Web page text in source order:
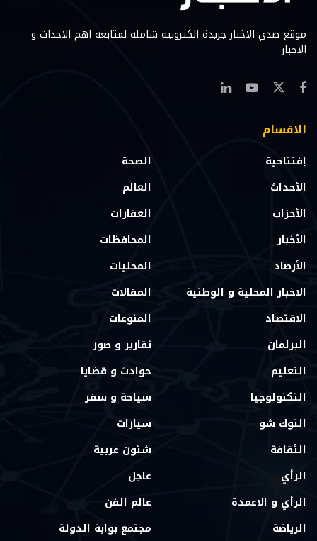
موقع صدي الاخبار جريدة الكترونية شامله لمتابعه اهم الاحداث و
الاخبار
الاقسام
إفتتاحية
الأحداث
الأحزاب
الأخبار
الأرصاد
الاخبار المحلية و الوطنية
الاقتصاد
البرلمان
التعليم
التكنولوجيا
التوك شو
الثقافة
الرأي
الرأي و الاعمدة
الرياضة
الصحة
العالم
العقارات
المحافظات
المحليات
المقالات
المنوعات
تقارير و صور
حوادث و قضايا
سياحة و سفر
سيارات
شئون عربية
عاجل
عالم الفن
مجتمع بوابة الدولة